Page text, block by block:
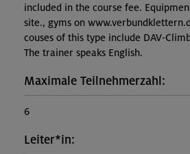
included in the course fee.
site., gyms on
couses of this type include DAV-
The trainer speaks English.
Maximale Teilnehmerzahl:
6
Leiter*in: